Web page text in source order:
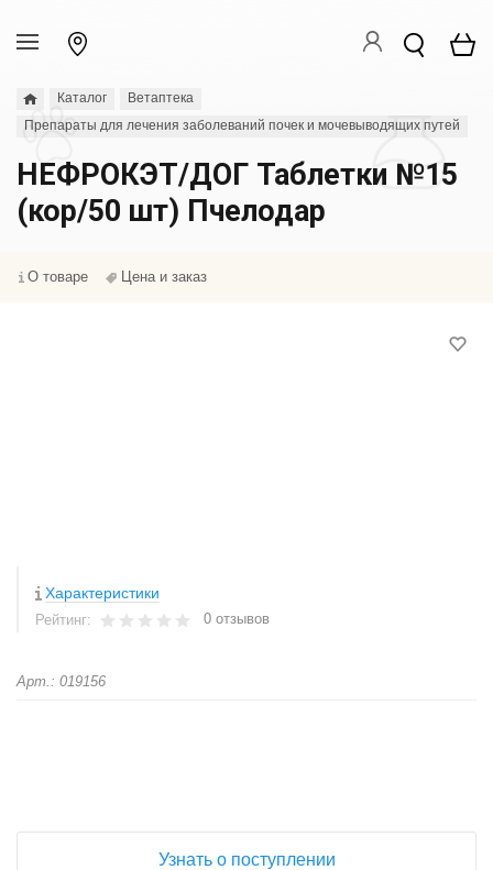
Каталог
Ветаптека
Препараты для лечения заболеваний почек и мочевыводящих путей
НЕФРОКЭТ/ДОГ Таблетки №15
(кор/50 шт) Пчелодар
О товаре Цена и заказ
Характеристики
Рейтинг: 0 отзывов
Арт.: 019156
Узнать о поступлении